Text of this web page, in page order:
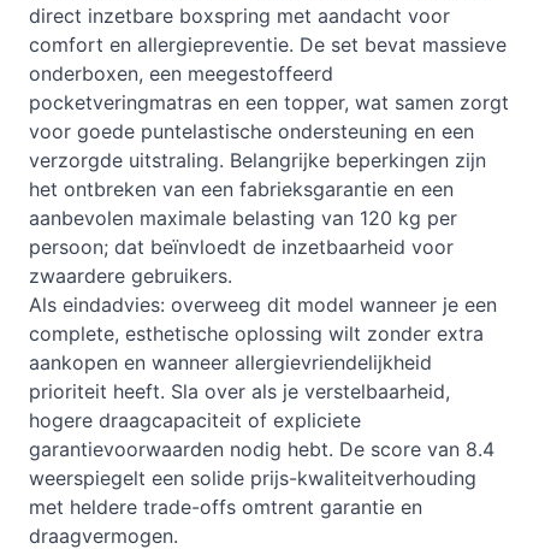
direct inzetbare boxspring met aandacht voor
comfort en allergiepreventie. De set bevat massieve
onderboxen, een meegestoffeerd
pocketveringmatras en een topper, wat samen zorgt
voor goede puntelastische ondersteuning en een
verzorgde uitstraling. Belangrijke beperkingen zijn
het ontbreken van een fabrieksgarantie en een
aanbevolen maximale belasting van 120 kg per
persoon; dat beïnvloedt de inzetbaarheid voor
zwaardere gebruikers.
Als eindadvies: overweeg dit model wanneer je een
complete, esthetische oplossing wilt zonder extra
aankopen en wanneer allergievriendelijkheid
prioriteit heeft. Sla over als je verstelbaarheid,
hogere draagcapaciteit of expliciete
garantievoorwaarden nodig hebt. De score van 8.4
weerspiegelt een solide prijs-kwaliteitverhouding
met heldere trade-offs omtrent garantie en
draagvermogen.